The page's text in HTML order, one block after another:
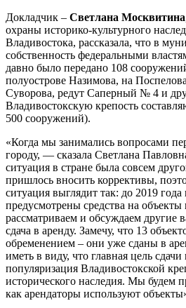
Докладчик – Светлана Москвитина
охраны историко-культурного
Владивостока, рассказала, что в
собственность федеральными
давно было передано 108
полуострове Назимова, на
Суворова, редут Саперный № 4 и
Владивостокскую крепость
500 сооружений).
«Когда мы занимались вопросами
городу, — сказала Светлана
ситуация в стране была совсем
пришлось вносить коррективы,
ситуация выглядит так: до 2019
предусмотрены средства на
рассматриваем и обсуждаем другие
сдача в аренду. Замечу, что 13
обременением – они уже сданы в
иметь в виду, что главная цель
популяризация Владивостокской
исторического наследия. Мы будем
как арендаторы используют